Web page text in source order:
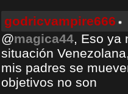
godricvampire666
@magica44, Eso ya
situación
mis padres se
objetivos no son